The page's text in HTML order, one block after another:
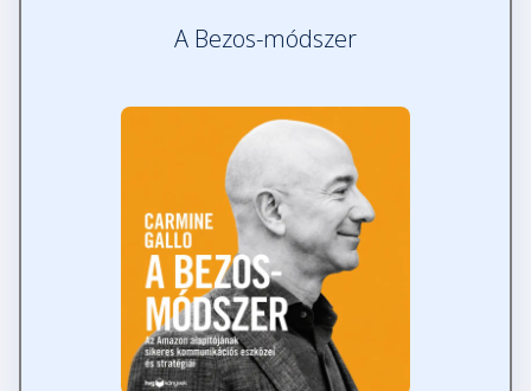
A Bezos-módszer